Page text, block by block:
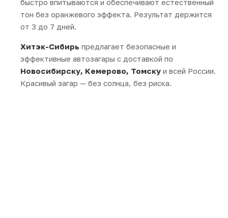
быстро впитываются и обеспечивают естественный
тон без оранжевого эффекта. Результат держится
от 3 до 7 дней.
Хитэк-Сибирь предлагает безопасные и
эффективные автозагары с доставкой по
Новосибирску, Кемерово, Томску и всей России.
Красивый загар — без солнца, без риска.